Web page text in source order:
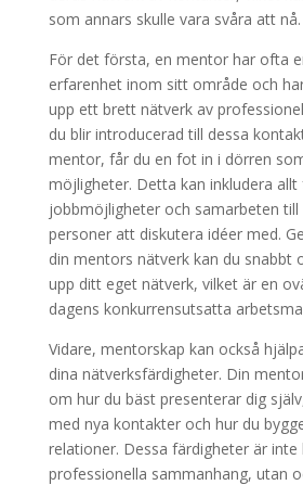
som annars skulle vara svåra att nå.
För det första, en mentor har ofta
erfarenhet inom sitt område och
upp ett brett nätverk av
du blir introducerad till dessa
mentor, får du en fot in i dörren
möjligheter. Detta kan inkludera allt
jobbmöjligheter och samarbeten
personer att diskutera idéer med.
din mentors nätverk kan du snabbt
upp ditt eget nätverk, vilket är en
dagens konkurrensutsatta
Vidare, mentorskap kan också
dina nätverksfärdigheter. Din
om hur du bäst presenterar dig
med nya kontakter och hur du
relationer. Dessa färdigheter är inte
professionella sammanhang, utan